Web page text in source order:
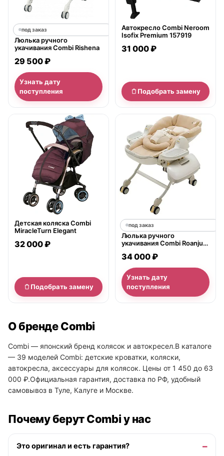
под заказ
Люлька ручного
укачивания Combi Rishena
29 500 ₽
Узнать дату
поступления
Автокресло Combi Neroom
Isofix Premium 157919
31 000 ₽
Подобрать замену
нет в продаже
Детская коляска Combi
MiracleTurn Elegant
32 000 ₽
Подобрать замену
под заказ
Люлька ручного
укачивания Combi Roanju
34 000 ₽
Узнать дату
поступления
О бренде Combi
Combi — японский бренд колясок и автокресел.В каталоге
— 39 моделей Combi: детские кроватки, коляски,
автокресла, аксессуары для колясок. Цены от 1 450 до 63
000 ₽.Официальная гарантия, доставка по РФ, удобный
самовывоз в Туле, Калуге и Москве.
Почему берут Combi у нас
Это оригинал и есть гарантия?